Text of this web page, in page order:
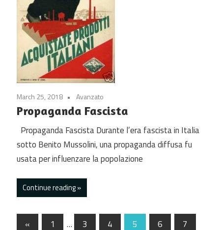
March 25, 2018 Avanzato
Propaganda Fascista
Propaganda Fascista Durante l’era fascista in Italia
sotto Benito Mussolini, una propaganda diffusa fu
usata per influenzare la popolazione
Continue reading
Posts
« Previous
1 … 3 4 5 6
7